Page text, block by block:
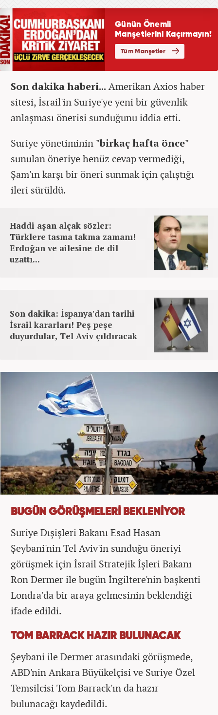
Son dakika haberi... Amerikan Axios haber
sitesi, İsrail'in Suriye'ye yeni bir güvenlik
anlaşması önerisi sunduğunu iddia etti.
Suriye yönetiminin "birkaç hafta önce"
sunulan öneriye henüz cevap vermediği,
Şam'ın karşı bir öneri sunmak için çalıştığı
ileri sürüldü.
Haddi aşan alçak sözler:
Türklere tasma takma zamanı!
Erdoğan ve ailesine de dil
uzattı...
Son dakika: İspanya'dan tarihi
İsrail kararları! Peş peşe
duyurdular, Tel Aviv çıldıracak
BUGÜN GÖRÜŞMELERİ BEKLENİYOR
Suriye Dışişleri Bakanı Esad Hasan
Şeybani'nin Tel Aviv'in sunduğu öneriyi
görüşmek için İsrail Stratejik İşleri Bakanı
Ron Dermer ile bugün İngiltere'nin başkenti
Londra'da bir araya gelmesinin beklendiği
ifade edildi.
TOM BARRACK HAZIR BULUNACAK
Şeybani ile Dermer arasındaki görüşmede,
ABD'nin Ankara Büyükelçisi ve Suriye Özel
Temsilcisi Tom Barrack'ın da hazır
bulunacağı kaydedildi.